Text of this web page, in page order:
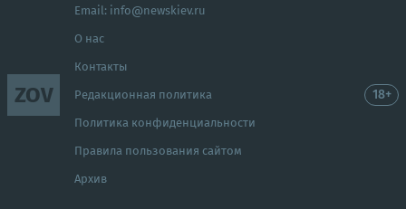
ZOV
Email: info@newskiev.ru
О нас
Контакты
Редакционная политика
Политика конфиденциальности
Правила пользования сайтом
Архив
18+